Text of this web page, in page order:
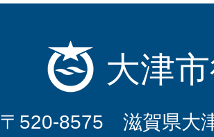
大津
〒520-8575 滋賀県大